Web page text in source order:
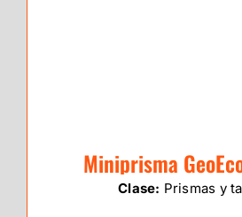
Miniprisma
Clase: Prismas y